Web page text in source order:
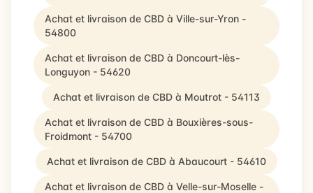
Achat et livraison de CBD à Ville-sur-Yron -
54800
Achat et livraison de CBD à Doncourt-lès-
Longuyon - 54620
Achat et livraison de CBD à Moutrot - 54113
Achat et livraison de CBD à Bouxières-sous-
Froidmont - 54700
Achat et livraison de CBD à Abaucourt - 54610
Achat et livraison de CBD à Velle-sur-Moselle -